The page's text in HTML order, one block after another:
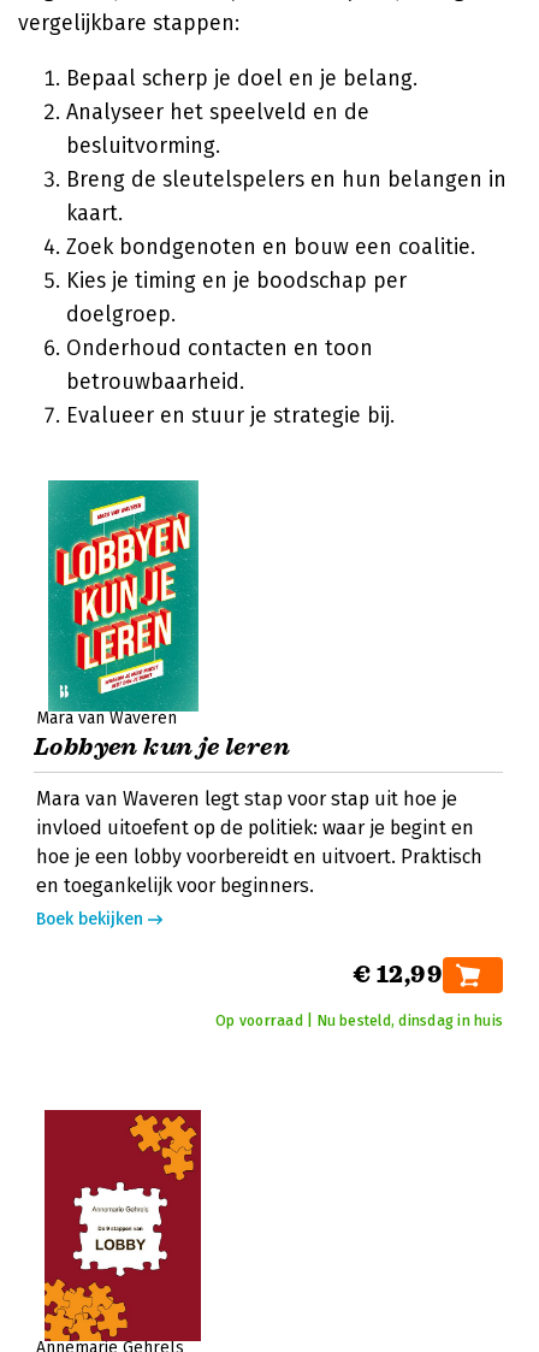
vergelijkbare stappen:
Bepaal scherp je doel en je belang.
Analyseer het speelveld en de
besluitvorming.
Breng de sleutelspelers en hun belangen in
kaart.
Zoek bondgenoten en bouw een coalitie.
Kies je timing en je boodschap per
doelgroep.
Onderhoud contacten en toon
betrouwbaarheid.
Evalueer en stuur je strategie bij.
Mara van Waveren
Lobbyen kun je leren
Mara van Waveren legt stap voor stap uit hoe je
invloed uitoefent op de politiek: waar je begint en
hoe je een lobby voorbereidt en uitvoert. Praktisch
en toegankelijk voor beginners.
Boek bekijken
€ 12,99
Op voorraad | Nu besteld, dinsdag in huis
Annemarie Gehrels